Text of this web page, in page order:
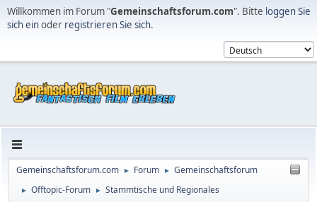
Willkommen im Forum "Gemeinschaftsforum.com". Bitte loggen Sie
sich einoder registrieren Sie sich.
Gemeinschaftsforum.com ► Forum ► Gemeinschaftsforum
► Offtopic-Forum ► Stammtische und Regionales